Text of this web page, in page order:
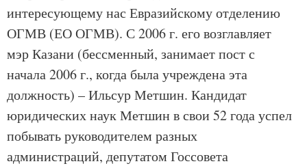
интересующему нас Евразийскому отделению
ОГМВ (ЕО ОГМВ). С 2006 г. его возглавляет
мэр Казани (бессменный, занимает пост с
начала 2006 г., когда была учреждена эта
должность) – Ильсур Метшин. Кандидат
юридических наук Метшин в свои 52 года успел
побывать руководителем разных
администраций, депутатом Госсовета